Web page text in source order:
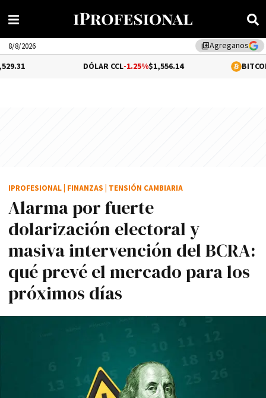
library_addAgreganos
8/8/2026
-1.25%$1,556.14 0.11%
Alarma por fuerte
dolarización electoral y
masiva intervención del BCRA:
qué prevé el mercado para los
próximos días
IPROFESIONAL FINANZAS TENSIÓN CAMBIARIA